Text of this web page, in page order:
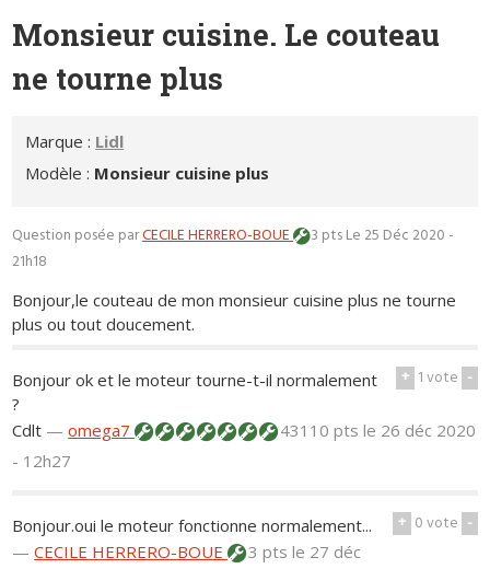
Monsieur cuisine. Le couteau
ne tourne plus
Marque : Lidl
Modèle : Monsieur cuisine plus
Question posée parCECILE HERRERO-BOUE 3 ptsLe 25 Déc 2020 -
21h18
Bonjour,le couteau de mon monsieur cuisine plus ne tourne
plus ou tout doucement.
+ 1vote -
Bonjour ok et le moteur tourne-t-il normalement
?
Cdlt —omega7 43110 ptsle 26 déc 2020
- 12h27
+ 0vote -
Bonjour.oui le moteur fonctionne normalement...
—CECILE HERRERO-BOUE 3 ptsle 27 déc